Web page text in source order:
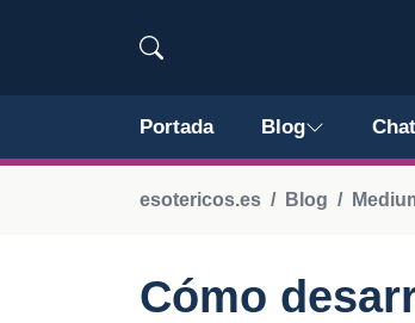
Portada Blog Chat
esotericos.es Blog
Cómo